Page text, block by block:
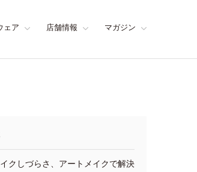
ェア 店舗情報 マガジン
クしづらさ、アートメイクで解決